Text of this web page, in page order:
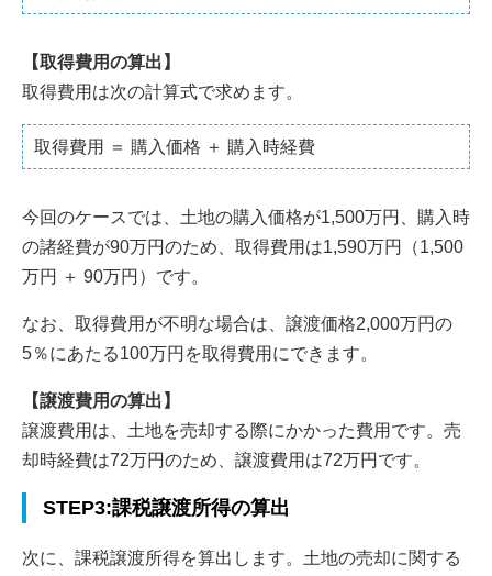
【取得費用の算出】
取得費用は次の計算式で求めます。
取得費用 ＝ 購入価格 ＋ 購入時経費
今回のケースでは、土地の購入価格が1,500万円、購入時
の諸経費が90万円のため、取得費用は1,590万円（1,500
万円 ＋ 90万円）です。
なお、取得費用が不明な場合は、譲渡価格2,000万円の
5％にあたる100万円を取得費用にできます。
【譲渡費用の算出】
譲渡費用は、土地を売却する際にかかった費用です。売
却時経費は72万円のため、譲渡費用は72万円です。
STEP3:課税譲渡所得の算出
次に、課税譲渡所得を算出します。土地の売却に関する